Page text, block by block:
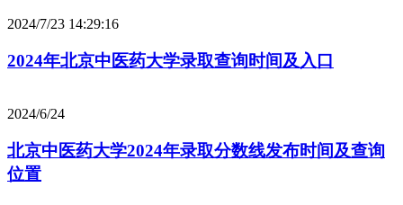
2024/7/23 14:29:16
2024年北京中医药大学录取查询时间及入口
2024/6/24
北京中医药大学2024年录取分数线发布时间及查询
位置